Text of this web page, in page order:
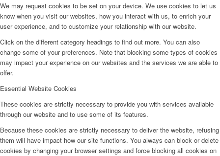
We may request cookies to be set on your device. We use cookies to let us
know when you visit our websites, how you interact with us, to enrich your
user experience, and to customize your relationship with our website.
Click on the different category headings to find out more. You can also
change some of your preferences. Note that blocking some types of cookies
may impact your experience on our websites and the services we are able to
offer.
Essential Website Cookies
These cookies are strictly necessary to provide you with services available
through our website and to use some of its features.
Because these cookies are strictly necessary to deliver the website, refusing
them will have impact how our site functions. You always can block or delete
cookies by changing your browser settings and force blocking all cookies on